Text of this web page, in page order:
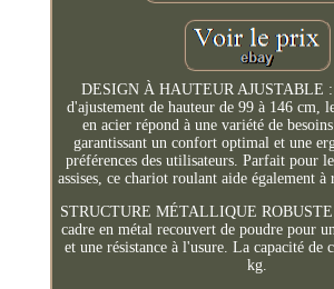
DESIGN À HAUTEUR AJUSTABLE :
d'ajustement de hauteur de 99 à 146 cm,
en acier répond à une variété de
garantissant un confort optimal et une
préférences des utilisateurs. Parfait pour
assises, ce chariot roulant aide également à
STRUCTURE MÉTALLIQUE ROBUSTE
cadre en métal recouvert de poudre pour
et une résistance à l'usure. La capacité de
kg.